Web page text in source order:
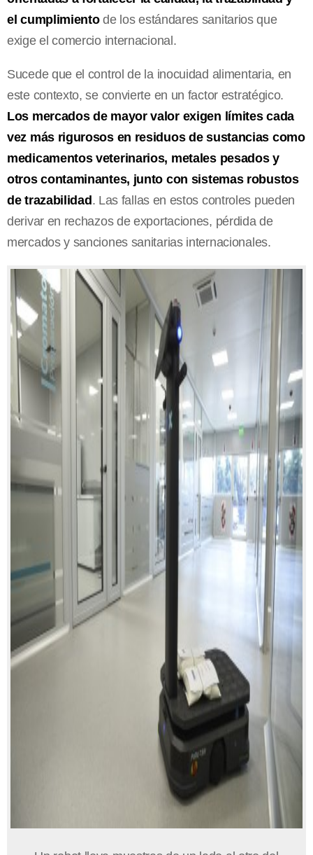
el cumplimientode los estándares sanitarios que
exige el comercio internacional.
Sucede que el control de la inocuidad alimentaria, en
este contexto, se convierte en un factor estratégico.
Los mercados de mayor valor exigen límites cada
vez más rigurosos en residuos de sustancias como
medicamentos veterinarios, metales pesados y
otros contaminantes, junto con sistemas robustos
de trazabilidad. Las fallas en estos controles pueden
derivar en rechazos de exportaciones, pérdida de
mercados y sanciones sanitarias internacionales.